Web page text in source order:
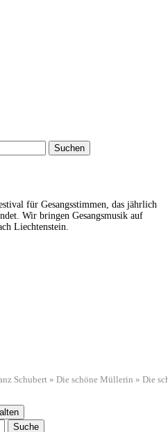
für Gesangsstimmen, das jährlich
Wir bringen Gesangsmusik auf
Liechtenstein.
Schubert » Die schöne Müllerin » Die